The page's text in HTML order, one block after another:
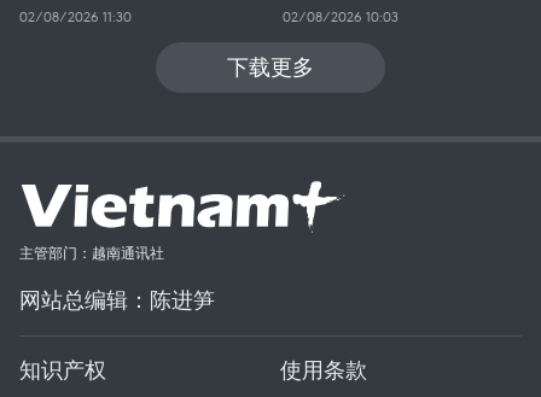
02/08/2026 11:30 02/08/2026 10:03
下载更多
主管部门：越南通讯社
网站总编辑：陈进笋
知识产权 使用条款